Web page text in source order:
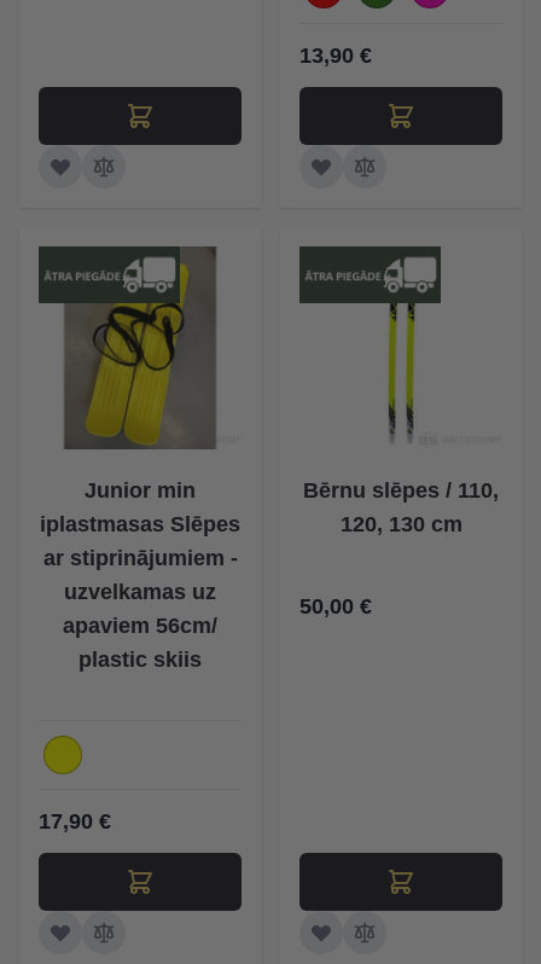
13,90 €
Junior min
iplastmasas Slēpes
ar stiprinājumiem -
uzvelkamas uz
apaviem 56cm/
plastic skiis
17,90 €
Bērnu slēpes / 110,
120, 130 cm
50,00 €